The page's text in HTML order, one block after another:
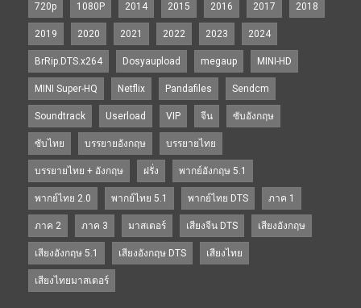
720p 1080P 2014 2015 2016 2017 2018
2019 2020 2021 2022 2023 2024
BrRip.DTS.x264 Dosyaupload megaup MINI-HD
MINI Super-HQ Netflix Pandafiles Sendcm
Soundtrack Userload VIP จีน ซับอังกฤษ
ซับไทย บรรยายอังกฤษ บรรยายไทย
บรรยายไทย + อังกฤษ ฝรั่ง พากย์อังกฤษ 5.1
พากย์ไทย 2.0 พากย์ไทย 5.1 พากย์ไทย DTS ภาค 1
ภาค 2 ภาค 3 มาสเตอร์ เสียงจีน DTS เสียงอังกฤษ
เสียงอังกฤษ 5.1 เสียงอังกฤษ DTS เสียงไทย
เสียงไทยมาสเตอร์